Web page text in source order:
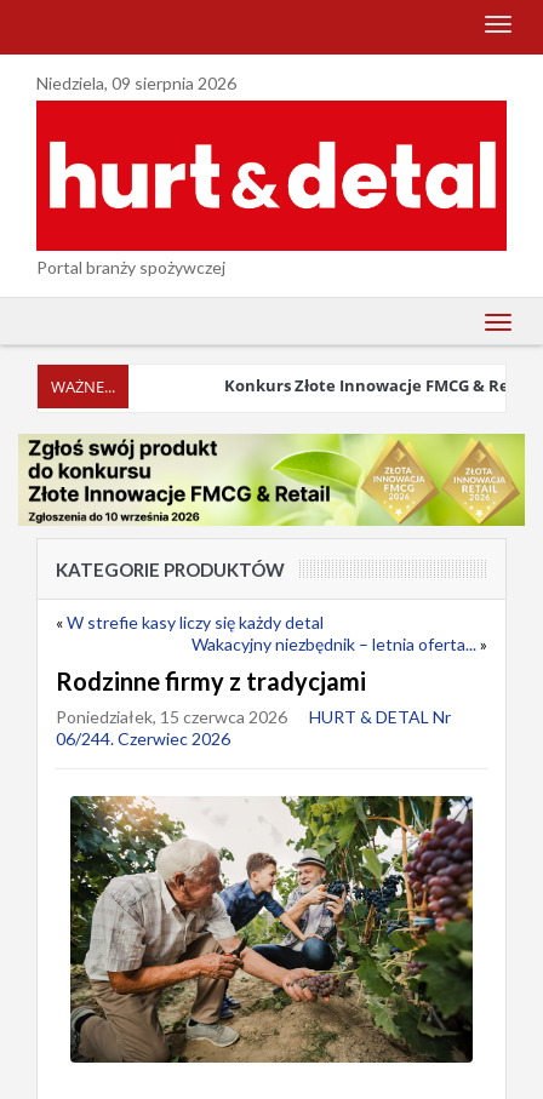
menu
Niedziela, 09 sierpnia 2026
Portal branży spożywczej
menu
Konkurs Złote Innowacje FMCG & Retail
KATEGORIE PRODUKTÓW
«W strefie kasy liczy się każdy detal
Wakacyjny niezbędnik – letnia oferta...»
Rodzinne firmy z tradycjami
Poniedziałek, 15 czerwca 2026
HURT & DETAL Nr
06/244. Czerwiec 2026